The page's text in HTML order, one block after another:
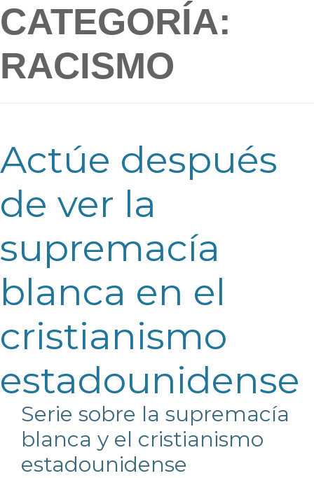
CATEGORÍA:
RACISMO
Actúe después
de ver la
supremacía
blanca en el
cristianismo
estadounidense
Serie sobre la supremacía
blanca y el cristianismo
estadounidense